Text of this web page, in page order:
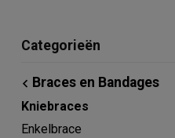
Categorieën
Braces en Bandages
Kniebraces
Enkelbrace